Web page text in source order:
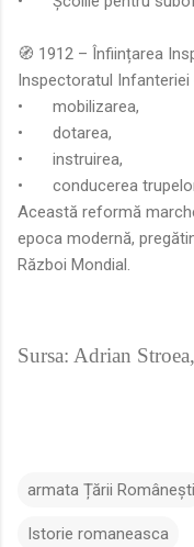
🧭 1912 – Înființarea
Inspectoratul
•
mobilizarea,
•
dotarea,
•
instruirea,
•
conducerea
Această reformă
epoca modernă,
Război Mondial.
Sursa: Adrian Stroea,
armata Țării Românești
Istorie romaneasca